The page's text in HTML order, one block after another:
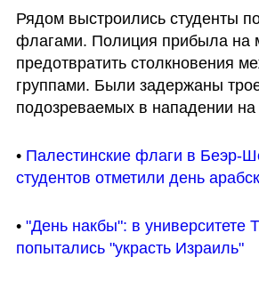
Рядом выстроились студенты
флагами. Полиция прибыла на
предотвратить столкновения
группами. Были задержаны
подозреваемых в нападении на
• Палестинские флаги в Беэр-
студентов отметили день
• "День накбы": в университете
попытались "украсть Израиль"